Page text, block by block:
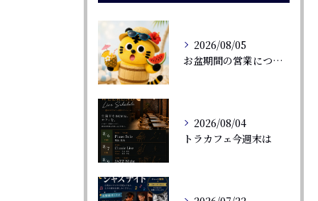
2026/08/05
お盆期間の営業について⭐
2026/08/04
トラカフェ今週末は